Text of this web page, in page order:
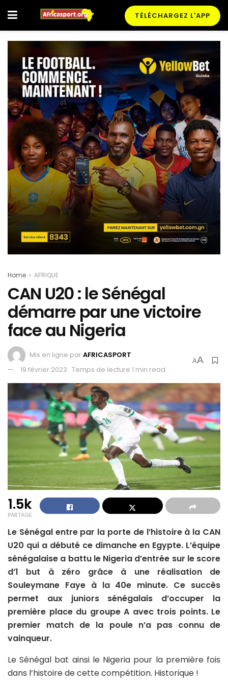
TÉLÉCHARGEZ L'APP
Home AFRIQUE
CAN U20 : le Sénégal
démarre par une victoire
face au Nigeria
Mis en ligne parAFRICASPORT
19 février 2023 Temps de lecture:1 min read
AA
1.5k
PARTAGE
Le Sénégal entre par la porte de l’histoire à la CAN
U20 qui a débuté ce dimanche en Egypte. L’équipe
sénégalaise a battu le Nigeria d’entrée sur le score
d’1 but à zéro grâce à une réalisation de
Souleymane Faye à la 40e minute. Ce succès
permet aux juniors sénégalais d’occuper la
première place du groupe A avec trois points. Le
premier match de la poule n’a pas connu de
vainqueur.
Le Sénégal bat ainsi le Nigeria pour la première fois
dans l’histoire de cette compétition. Historique !